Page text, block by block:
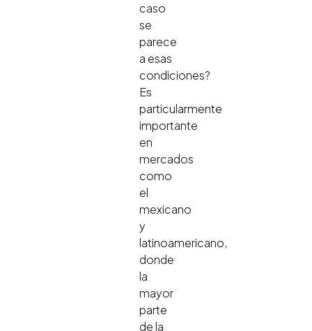
caso
se
parece
a esas
condiciones?
Es
particularmente
importante
en
mercados
como
el
mexicano
y
latinoamericano,
donde
la
mayor
parte
de la